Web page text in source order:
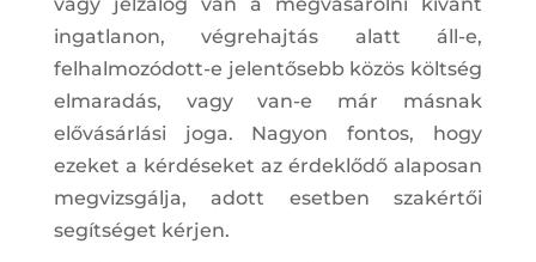
ingatlanon, végrehajtás alatt áll-e,
felhalmozódott-e jelentősebb közös költség
elmaradás, vagy van-e már másnak
elővásárlási joga. Nagyon fontos, hogy
ezeket a kérdéseket az érdeklődő alaposan
megvizsgálja, adott esetben szakértői
segítséget kérjen.